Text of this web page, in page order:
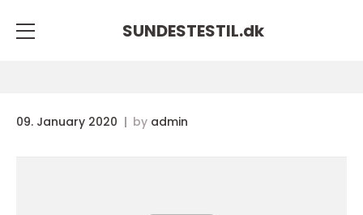
SUNDESTESTIL.dk
09. January 2020 by admin